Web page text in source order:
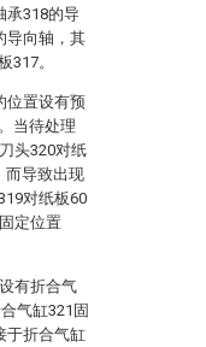
承318的导
导向轴，其
317。
位置设有预
当待处理
头320对纸
而导致出现
对纸板60
定位置
有折合气
气缸321固
于折合气缸